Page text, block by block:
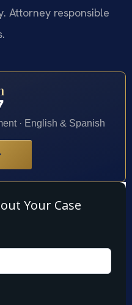
Attorney responsible
· English & Spanish